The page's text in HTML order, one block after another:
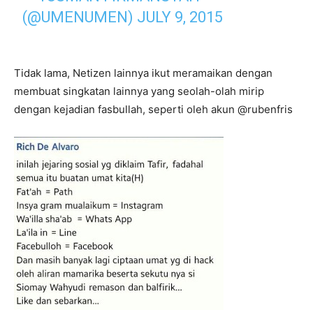
(@UMENUMEN) JULY 9, 2015
Tidak lama, Netizen lainnya ikut meramaikan dengan
membuat singkatan lainnya yang seolah-olah mirip
dengan kejadian fasbullah, seperti oleh akun @rubenfris